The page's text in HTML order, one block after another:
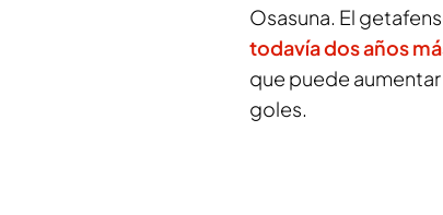
Osasuna. El
todavía dos años
que puede
goles.